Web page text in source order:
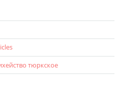
тюркское